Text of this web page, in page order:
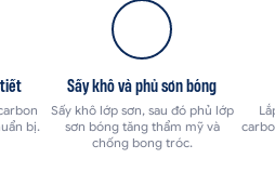
bị.
Sấy khô và phủ sơn bóng
Sấy khô lớp sơn, sau đó phủ lớp
sơn bóng tăng thẩm mỹ và
chống bong tróc.